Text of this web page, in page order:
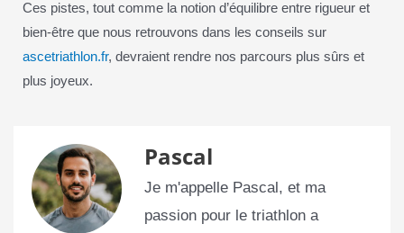
Ces pistes, tout comme la notion d’équilibre entre rigueur et
bien-être que nous retrouvons dans les conseils sur
ascetriathlon.fr, devraient rendre nos parcours plus sûrs et
plus joyeux.
Pascal
Je m'appelle Pascal, et ma
passion pour le triathlon a